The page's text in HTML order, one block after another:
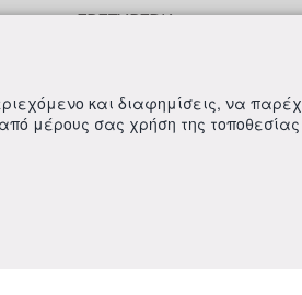
FREZYPEDIA
και διαφημίσεις, να
μέρους σας χρήση της